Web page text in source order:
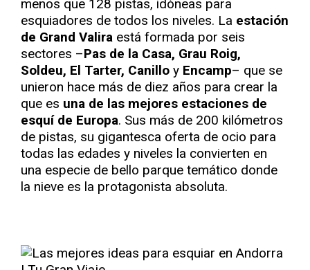
menos que 128 pistas, idóneas para
esquiadores de todos los niveles. La estación
de Grand Valira está formada por seis
sectores –Pas de la Casa, Grau Roig,
Soldeu, El Tarter, Canillo y Encamp– que se
unieron hace más de diez años para crear la
que es una de las mejores estaciones de
esquí de Europa. Sus más de 200 kilómetros
de pistas, su gigantesca oferta de ocio para
todas las edades y niveles la convierten en
una especie de bello parque temático donde
la nieve es la protagonista absoluta.